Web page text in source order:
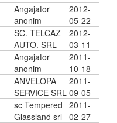
Angajator
anonim
2012-
05-22
SC. TELCAZ
AUTO. SRL
2012-
03-11
Angajator
anonim
2011-
10-18
ANVELOPA
SERVICE SRL
2011-
09-05
sc Tempered
Glassland srl
2011-
02-27